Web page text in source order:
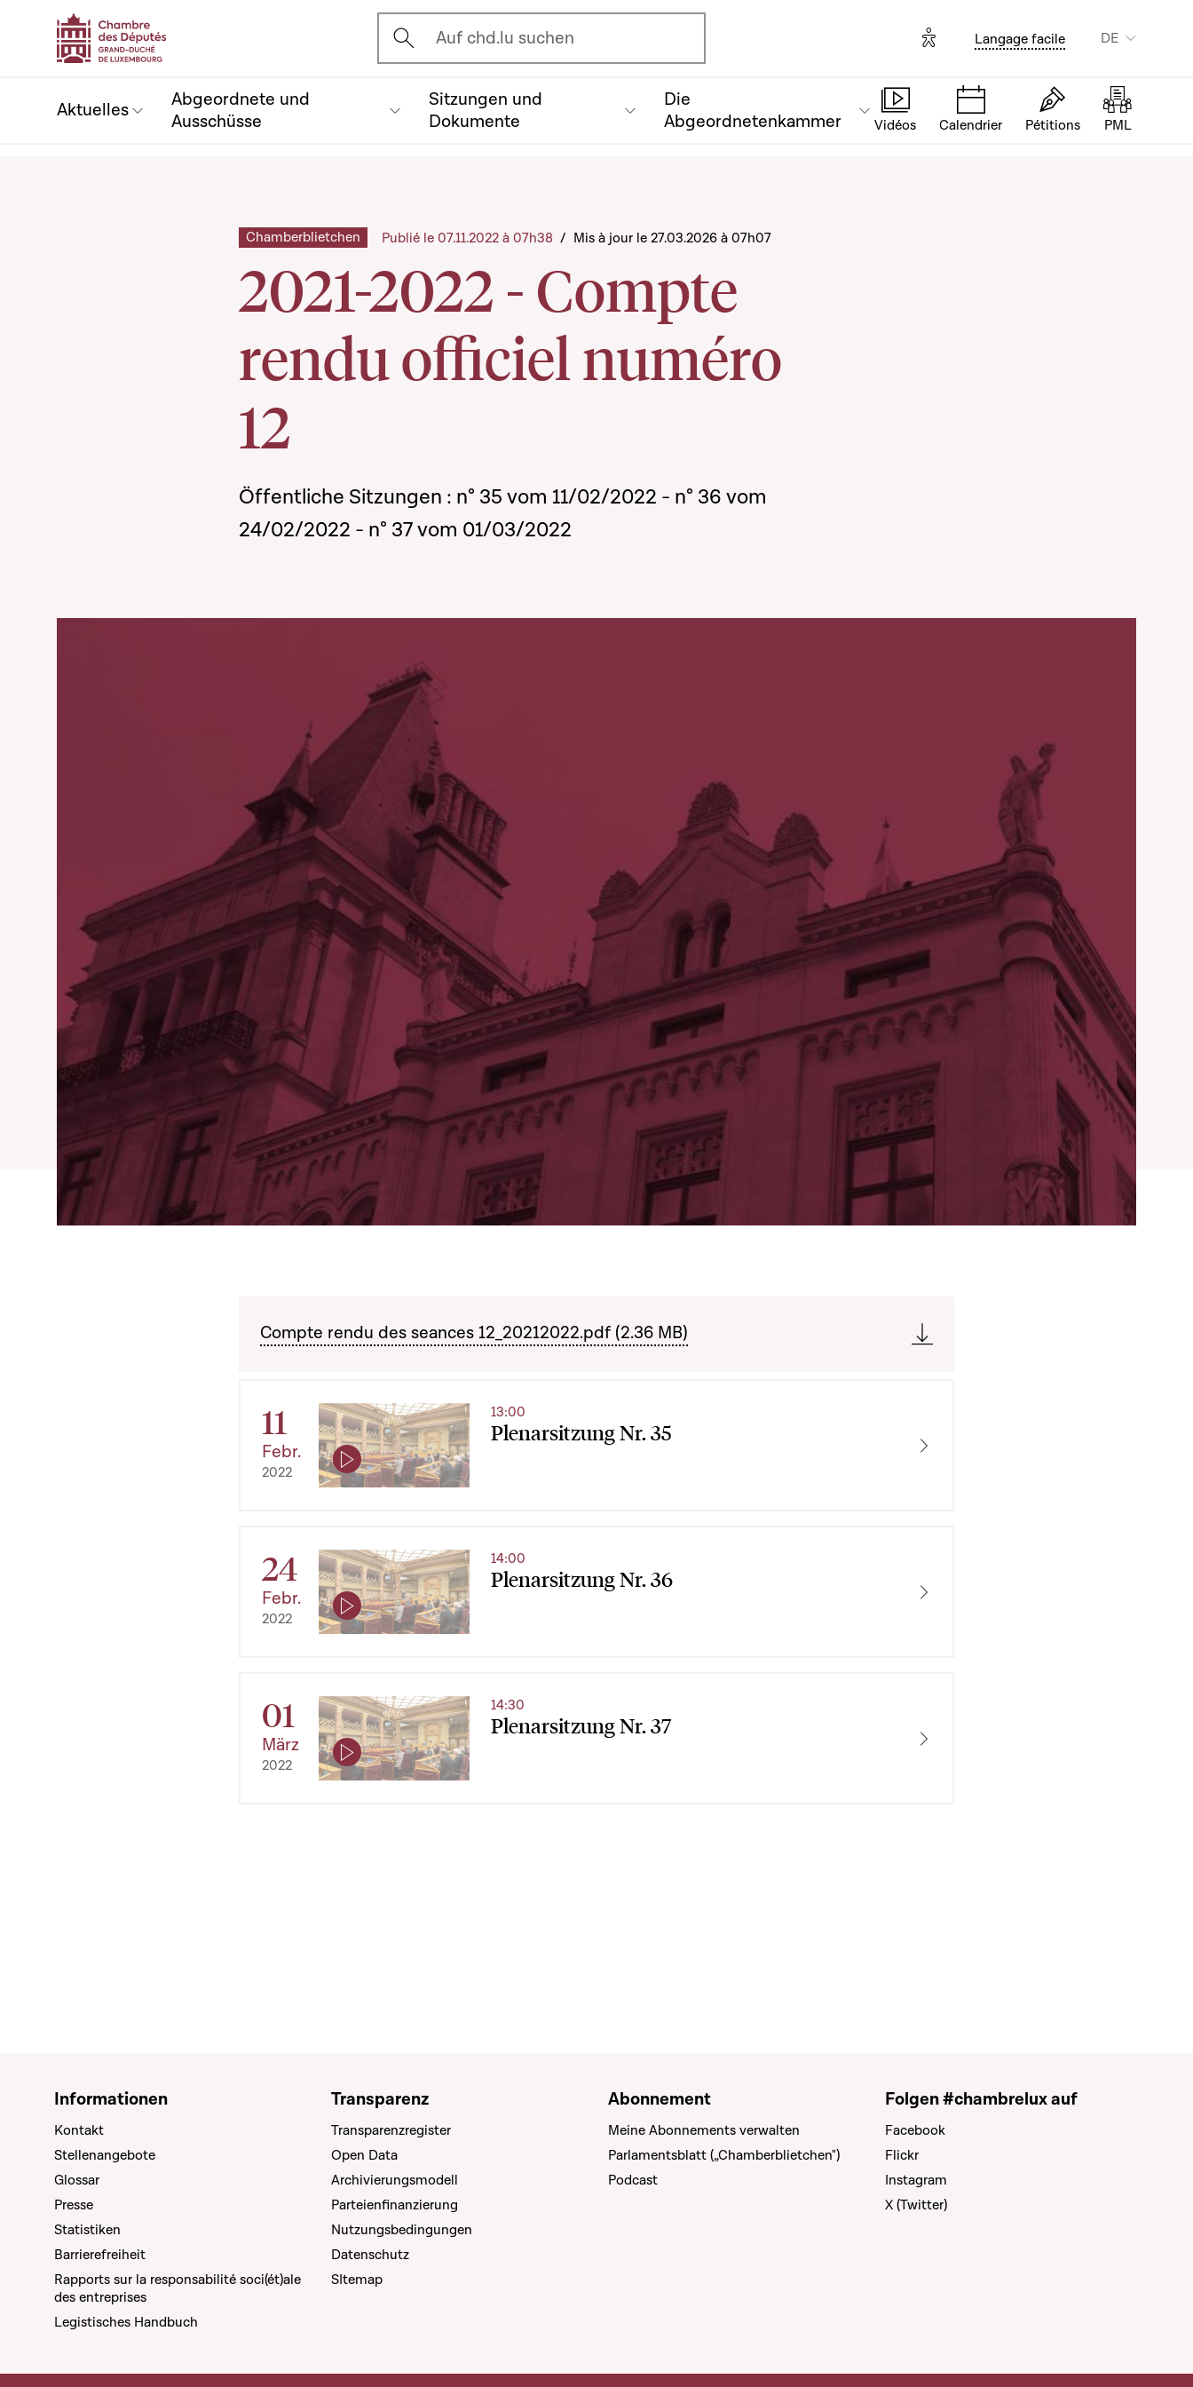
Ouvrir l'écran de recherche
Auf chd.lu suchen Options d'accessibilité
Langage facile DE
Aktuelles
Abgeordnete und
Ausschüsse
Sitzungen und
Dokumente
Die
Abgeordnetenkammer
Vidéos Calendrier Pétitions PML
2021-2022 - Compte
rendu officiel numéro
12
Chamberblietchen Publié le 07.11.2022 à 07h38 / Mis à jour le 27.03.2026 à 07h07
Öffentliche Sitzungen : n° 35 vom 11/02/2022 - n° 36 vom
24/02/2022 - n° 37 vom 01/03/2022
Compte rendu des seances 12_20212022.pdf (2.36 MB)
11
Febr.
2022
Plenarsitzung Nr. 35
13:00
24
Febr.
2022
Plenarsitzung Nr. 36
14:00
01
März
2022
Plenarsitzung Nr. 37
14:30
Informationen
Kontakt
Stellenangebote
Glossar
Presse
Statistiken
Barrierefreiheit
Rapports sur la responsabilité soci(ét)ale
des entreprises
Legistisches Handbuch
Transparenz
Transparenzregister
Open Data
Archivierungsmodell
Parteienfinanzierung
Nutzungsbedingungen
Datenschutz
SItemap
Abonnement
Meine Abonnements verwalten
Parlamentsblatt („Chamberblietchen")
Podcast
Folgen #chambrelux auf
Facebook
Flickr
Instagram
X (Twitter)